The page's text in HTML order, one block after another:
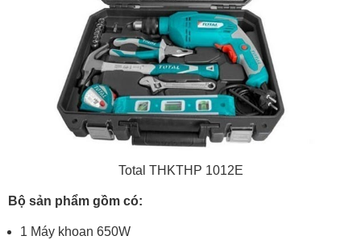
Total THKTHP 1012E
Bộ sản phẩm gồm có:
1 Máy khoan 650W